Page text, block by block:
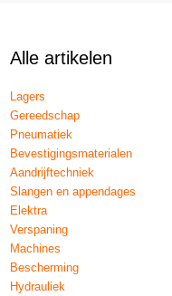
Alle artikelen
Lagers
Gereedschap
Pneumatiek
Bevestigingsmaterialen
Aandrijftechniek
Slangen en appendages
Elektra
Verspaning
Machines
Bescherming
Hydrauliek